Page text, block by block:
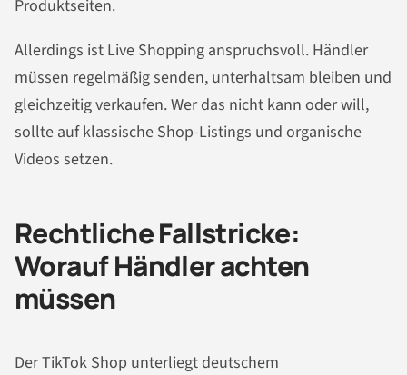
Produktseiten.
Allerdings ist Live Shopping anspruchsvoll. Händler
müssen regelmäßig senden, unterhaltsam bleiben und
gleichzeitig verkaufen. Wer das nicht kann oder will,
sollte auf klassische Shop-Listings und organische
Videos setzen.
Rechtliche Fallstricke:
Worauf Händler achten
müssen
Der TikTok Shop unterliegt deutschem